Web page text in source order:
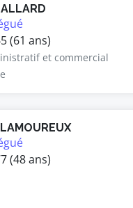
(61 ans)
et commercial
(48 ans)